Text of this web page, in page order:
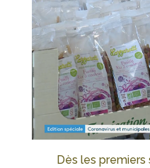
Dès les premiers